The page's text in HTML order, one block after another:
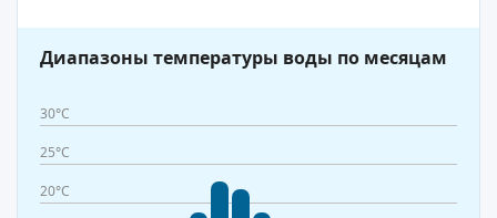
Диапазоны температуры воды по месяцам
30°C
25°C
20°C